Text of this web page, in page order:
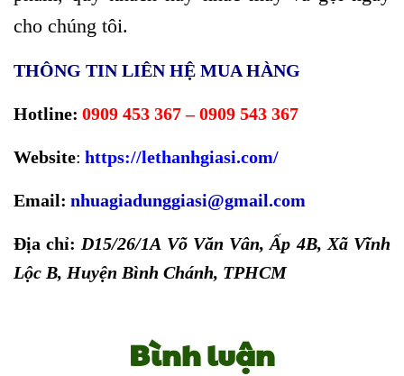
cho chúng tôi.
THÔNG TIN LIÊN HỆ MUA HÀNG
Hotline: 0909 453 367 – 0909 543 367
Website: https://lethanhgiasi.com/
Email: nhuagiadunggiasi@gmail.com
Địa chỉ: D15/26/1A Võ Văn Vân, Ấp 4B, Xã Vĩnh
Lộc B, Huyện Bình Chánh, TPHCM
Bình luận